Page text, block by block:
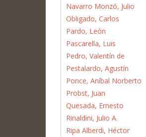
Navarro Monzó, Julio
Obligado, Carlos
Pardo, León
Pascarella, Luis
Pedro, Valentín de
Pestalardo, Agustín
Ponce, Aníbal Norberto
Probst, Juan
Quesada, Ernesto
Rinaldini, Julio A.
Ripa Alberdi, Héctor